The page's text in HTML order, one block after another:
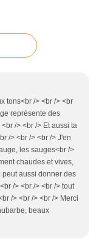
tons<br /> <br /> <br
représente des
/> <br /> Et aussi ta
/> <br /> <br /> J'en
les sauges<br />
chaudes et vives,
peut aussi donner des
/> <br /> <br /> tout
/> <br /> <br /> Merci
beaux